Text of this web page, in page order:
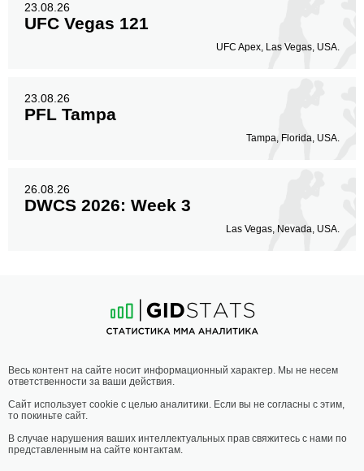
23.08.26
UFC Vegas 121
UFC Apex, Las Vegas, USA.
23.08.26
PFL Tampa
Tampa, Florida, USA.
26.08.26
DWCS 2026: Week 3
Las Vegas, Nevada, USA.
Весь контент на сайте носит информационный характер. Мы не несем
ответственности за ваши действия.
Сайт использует cookie с целью аналитики. Если вы не согласны с этим,
то покиньте сайт.
В случае нарушения ваших интеллектуальных прав свяжитесь с нами по
представленным на сайте контактам.